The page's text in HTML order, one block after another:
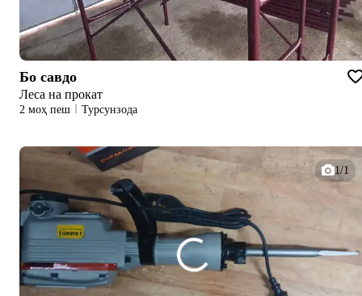
Бо савдо
Леса на прокат
2 моҳ пеш Турсунзода
1/1